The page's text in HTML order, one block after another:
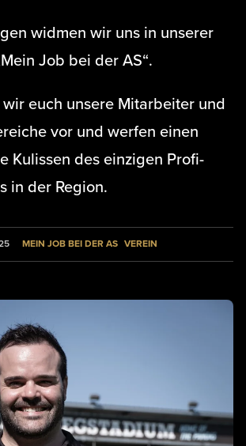
widmen wir uns in unserer
Job bei der AS“.
euch unsere Mitarbeiter und
vor und werfen einen
Kulissen des einzigen Profi-
in der Region.
MEIN JOB BEI DER AS VEREIN